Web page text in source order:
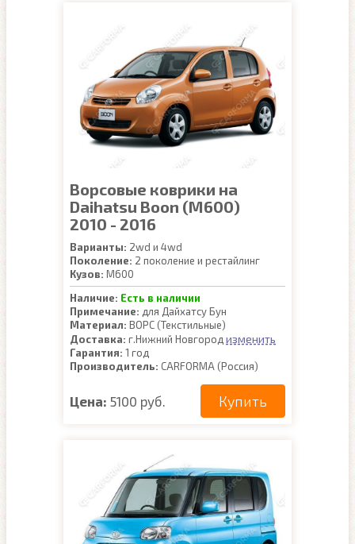
Ворсовые коврики на
Daihatsu Boon (M600)
2010 - 2016
Варианты: 2wd и 4wd
Поколение: 2 поколение и рестайлинг
Кузов: M600
Наличие: Есть в наличии
Примечание: для Дайхатсу Бун
Материал: ВОРС (Текстильные)
Доставка: г.Нижний Новгород изменить
Гарантия: 1 год
Производитель: CARFORMA (Россия)
Цена: 5100 руб. Купить